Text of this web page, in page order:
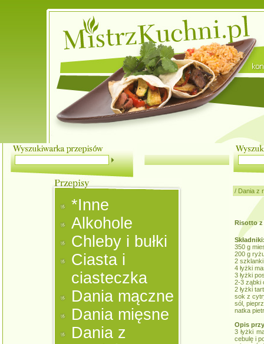
*Inne
Alkohole
Chleby i bułki
Ciasta i
ciasteczka
Dania mączne
Dania mięsne
Dania z
/ Dania z
Risotto z
350 g
200 g
2 szklanki
4 łyżki
3 łyżki
2-3 ząbki
2 łyżki
sok z
sól, pieprz
natka
Opis
3 łyżki
cebulę i